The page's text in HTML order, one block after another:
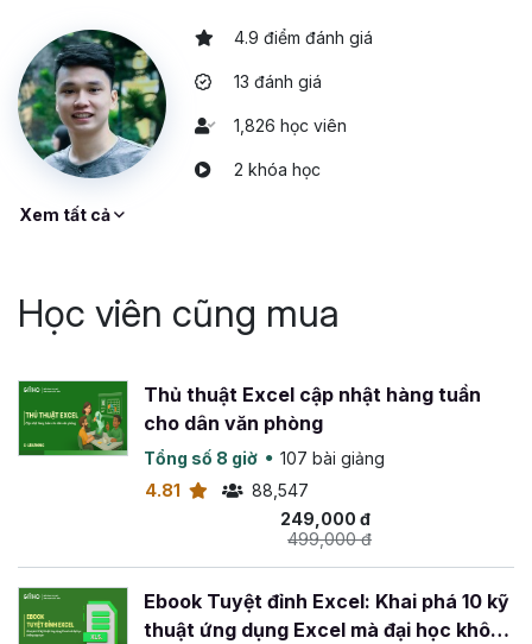
4.9 điểm đánh giá
13 đánh giá
1,826 học viên
2 khóa học
Xem tất cả
Học viên cũng mua
Thủ thuật Excel cập nhật hàng tuần
cho dân văn phòng
Tổng số 8 giờ
107 bài giảng
4.81
88,547
249,000 đ
499,000 đ
Ebook Tuyệt đỉnh Excel: Khai phá 10 kỹ
thuật ứng dụng Excel mà đại học không